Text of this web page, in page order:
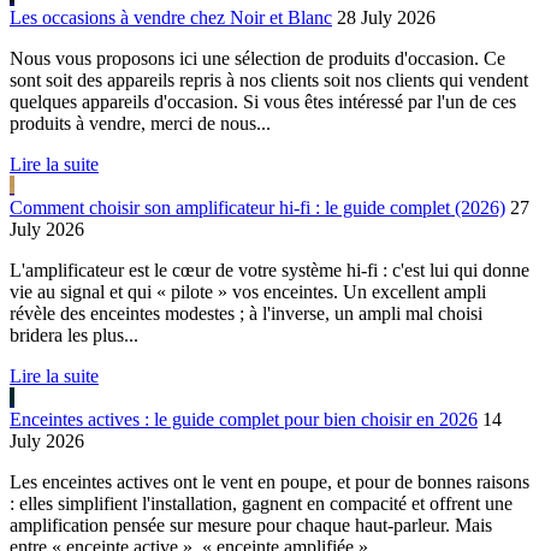
Les occasions à vendre chez Noir et Blanc 28 July 2026
Nous vous proposons ici une sélection de produits d'occasion. Ce
sont soit des appareils repris à nos clients soit nos clients qui vendent
quelques appareils d'occasion. Si vous êtes intéressé par l'un de ces
produits à vendre, merci de nous...
Lire la suite
Comment choisir son amplificateur hi-fi : le guide complet (2026) 27
July 2026
L'amplificateur est le cœur de votre système hi-fi : c'est lui qui donne
vie au signal et qui « pilote » vos enceintes. Un excellent ampli
révèle des enceintes modestes ; à l'inverse, un ampli mal choisi
bridera les plus...
Lire la suite
Enceintes actives : le guide complet pour bien choisir en 2026 14
July 2026
Les enceintes actives ont le vent en poupe, et pour de bonnes raisons
: elles simplifient l'installation, gagnent en compacité et offrent une
amplification pensée sur mesure pour chaque haut-parleur. Mais
entre « enceinte active », « enceinte amplifiée »...